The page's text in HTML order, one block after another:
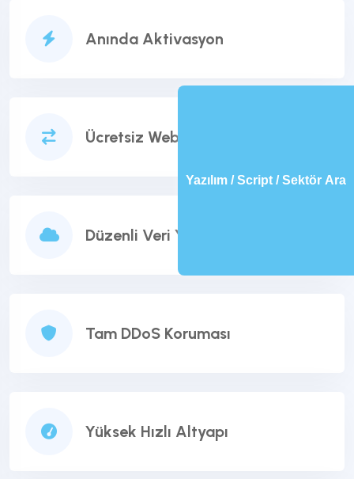
Anında Aktivasyon
Ücretsiz Web Site Taşıma
Düzenli Veri Yedekleme
Tam DDoS Koruması
Yüksek Hızlı Altyapı
Yazılım / Script / Sektör Ara